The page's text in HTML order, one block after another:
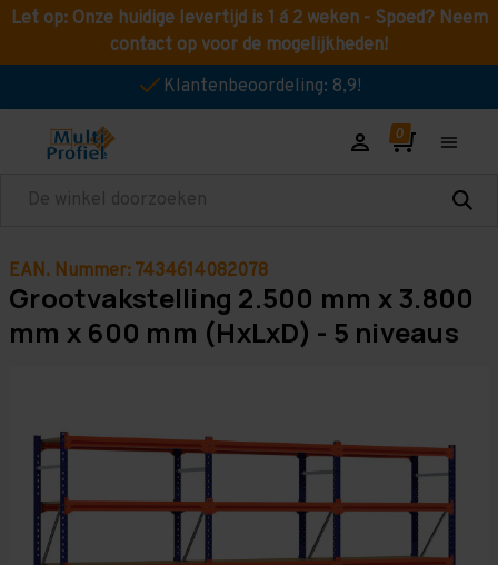
Let op: Onze huidige levertijd is 1 á 2 weken - Spoed? Neem
contact op voor de mogelijkheden!
Klantenbeoordeling: 8,9!
Zoeken
EAN. Nummer: 7434614082078
Grootvakstelling 2.500 mm x 3.800
mm x 600 mm (HxLxD) - 5 niveaus